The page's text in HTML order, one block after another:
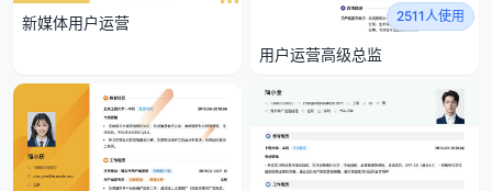
新媒体用户运营 2511人使用
用户运营高级总监